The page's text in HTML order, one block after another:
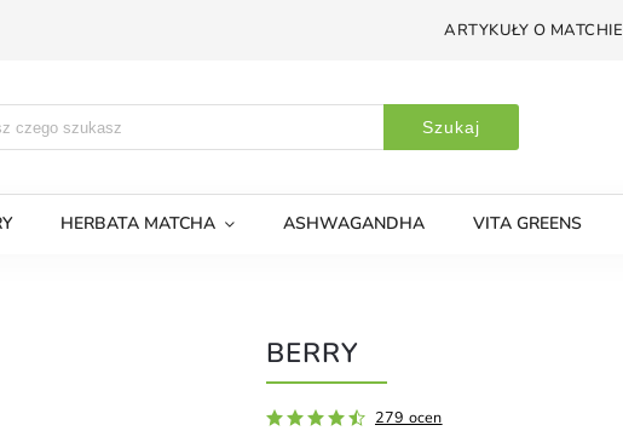
ARTYKUŁY O MATCHIE
Szukaj
HERBATA MATCHA ASHWAGANDHA VITA GREENS
BERRY
279 ocen